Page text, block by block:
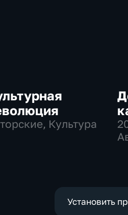
Культура
Установить